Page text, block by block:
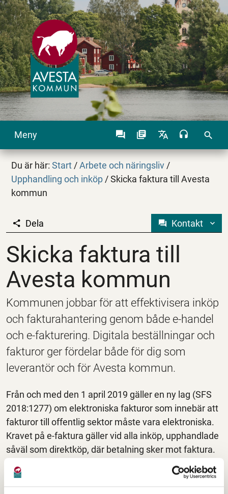
Meny search
Du är här:Start / Arbete och näringsliv /
Upphandling och inköp /Skicka faktura till Avesta
kommun
Skicka faktura till
Dela Kontakt
Skicka faktura till
Avesta kommun
Kommunen jobbar för att effektivisera inköp
och fakturahantering genom både e-handel
och e-fakturering. Digitala beställningar och
fakturor ger fördelar både för dig som
leverantör och för Avesta kommun.
Från och med den 1 april 2019 gäller en ny lag (SFS
2018:1277) om elektroniska fakturor som innebär att
fakturor till offentlig sektor måste vara elektroniska.
Kravet på e-faktura gäller vid alla inköp, upphandlade
såväl som direktköp, där betalning sker mot faktura.
Offentliga upphandlingar som påbörjats innan lagen
trädde i kraft omfattas dock inte retroaktivt av
lagen. Mer information finns att läsa på www.digg.se.